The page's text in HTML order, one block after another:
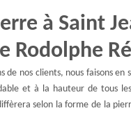
à Saint
Rodolphe
nos clients, nous faisons en
et à la hauteur de tous
selon la forme de la